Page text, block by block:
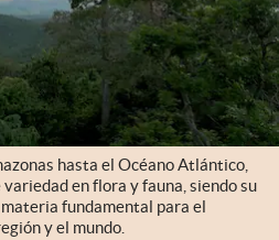
hasta el Océano Atlántico,
en flora y fauna, siendo su
fundamental para el
y el mundo.